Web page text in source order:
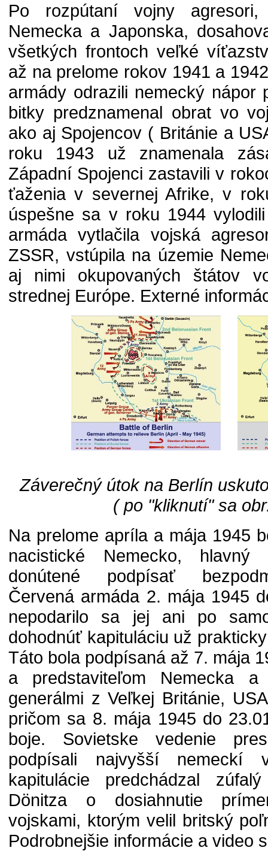
Po rozpútaní vojny
Nemecka a Japonska,
všetkých frontoch veľké
až na prelome rokov 1941 a
armády odrazili nemecký nápor
bitky predznamenal obrat vo
ako aj Spojencov ( Británie a
roku 1943 už znamenala
Západní Spojenci zastavili v
ťaženia v severnej Afrike, v
úspešne sa v roku 1944
armáda vytlačila vojská
ZSSR, vstúpila na územie
aj nimi okupovaných štátov
strednej Európe. Externé
Záverečný útok na Berlín
( po "kliknutí" sa
Na prelome apríla a mája 1945
nacistické Nemecko,
donútené podpísať
Červená armáda 2. mája 1945
nepodarilo sa jej ani po
dohodnúť kapituláciu už
Táto bola podpísaná až 7. mája
a predstaviteľom Nemecka a
generálmi z Veľkej Británie,
pričom sa 8. mája 1945 do
boje. Sovietske vedenie
podpísali najvyšší nemeckí
kapitulácie predchádzal
Dönitza o dosiahnutie
vojskami, ktorým velil britský
Podrobnejšie informácie a video